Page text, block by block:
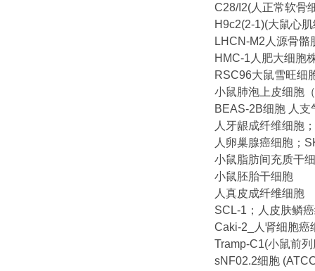
C28/I2(人正常软骨
H9c2(2-1)(大鼠心
LHCN-M2人源骨骼
HMC-1人肥大细胞
RSC96大鼠雪旺细
小鼠肺泡上皮细胞
BEAS-2B细胞 人支
人牙龈成纤维细胞
人卵巢腺癌细胞；
小鼠脂肪间充质干
小鼠胚胎干细胞
人真皮成纤维细胞
SCL-1；人皮肤鳞
Caki-2_人肾细胞癌
Tramp-C1(小鼠前
sNF02.2细胞